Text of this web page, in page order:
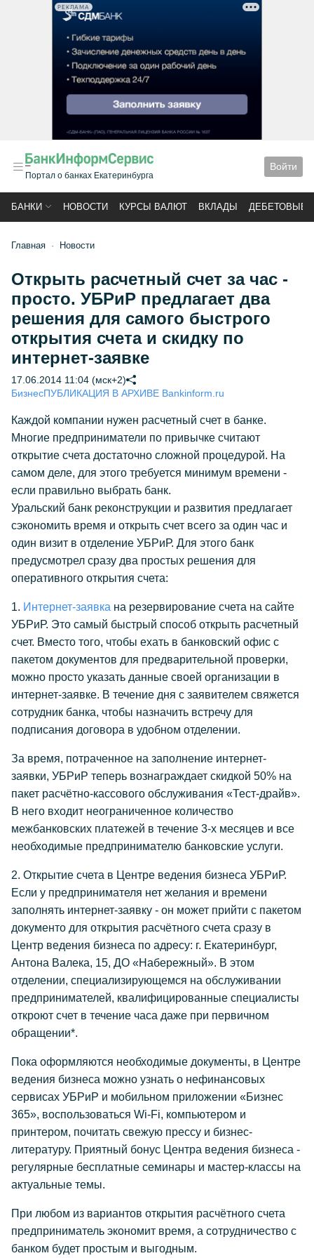
РЕКЛАМА
Портал о банках Екатеринбурга
Войти
БАНКИ НОВОСТИ КУРСЫ ВАЛЮТ ВКЛАДЫ ДЕБЕТОВЫЕ
Главная Новости
Открыть расчетный счет за час -
просто. УБРиР предлагает два
решения для самого быстрого
открытия счета и скидку по
интернет-заявке
17.06.2014 11:04 (мск+2)
БизнесПУБЛИКАЦИЯ В АРХИВЕ Bankinform.ru
Каждой компании нужен расчетный счет в банке.
Многие предприниматели по привычке считают
открытие счета достаточно сложной процедурой. На
самом деле, для этого требуется минимум времени -
если правильно выбрать банк.
Уральский банк реконструкции и развития предлагает
сэкономить время и открыть счет всего за один час и
один визит в отделение УБРиР. Для этого банк
предусмотрел сразу два простых решения для
оперативного открытия счета:
1. Интернет-заявка на резервирование счета на сайте
УБРиР. Это самый быстрый способ открыть расчетный
счет. Вместо того, чтобы ехать в банковский офис с
пакетом документов для предварительной проверки,
можно просто указать данные своей организации в
интернет-заявке. В течение дня с заявителем свяжется
сотрудник банка, чтобы назначить встречу для
подписания договора в удобном отделении.
За время, потраченное на заполнение интернет-
заявки, УБРиР теперь вознаграждает скидкой 50% на
пакет расчётно-кассового обслуживания «Тест-драйв».
В него входит неограниченное количество
межбанковских платежей в течение 3-х месяцев и все
необходимые предпринимателю банковские услуги.
2. Открытие счета в Центре ведения бизнеса УБРиР.
Если у предпринимателя нет желания и времени
заполнять интернет-заявку - он может прийти с пакетом
документо для открытия расчётного счета сразу в
Центр ведения бизнеса по адресу: г. Екатеринбург,
Антона Валека, 15, ДО «Набережный». В этом
отделении, специализирующемся на обслуживании
предпринимателей, квалифицированные специалисты
откроют счет в течение часа даже при первичном
обращении*.
Пока оформляются необходимые документы, в Центре
ведения бизнеса можно узнать о нефинансовых
сервисах УБРиР и мобильном приложении «Бизнес
365», воспользоваться Wi-Fi, компьютером и
принтером, почитать свежую прессу и бизнес-
литературу. Приятный бонус Центра ведения бизнеса -
регулярные бесплатные семинары и мастер-классы на
актуальные темы.
При любом из вариантов открытия расчётного счета
предприниматель экономит время, а сотрудничество с
банком будет простым и выгодным.